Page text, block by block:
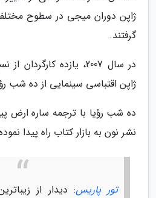
ژاپن دوران میجی در سطوح
گرفتند.
در سال 2007، یازده
ژاپن اقتباسی سینمایی از ده شب
نشر نون به بازار کتاب راه پیدا
تور پاریس: دیدار از